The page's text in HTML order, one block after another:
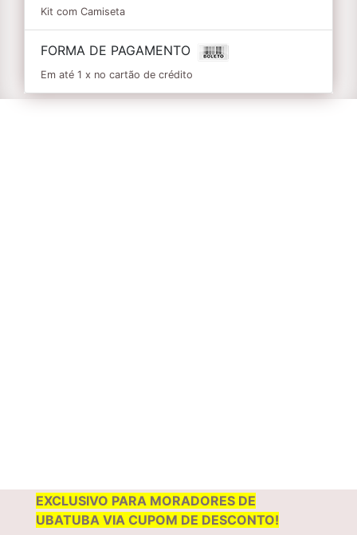
Kit com Camiseta
FORMA DE PAGAMENTO
Em até 1 x no cartão de crédito
EXCLUSIVO PARA MORADORES DE
UBATUBA VIA CUPOM DE DESCONTO!